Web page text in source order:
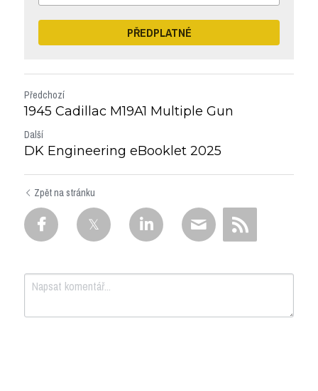
PŘEDPLATNÉ
Předchozí
1945 Cadillac M19A1 Multiple Gun
Další
DK Engineering eBooklet 2025
Zpět na stránku